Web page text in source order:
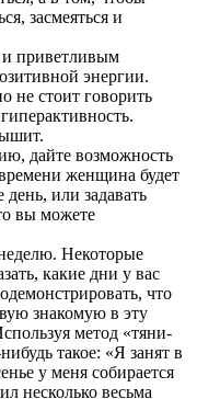
засмеяться и
приветливым
энергии.
не стоит говорить
дайте возможность
женщина будет
день, или задавать
вы можете
Некоторые
какие дни у вас
что
знакомую в эту
метод «тяни-
такое: «Я занят в
у меня собирается
несколько весьма